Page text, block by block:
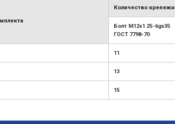
Количество
Болт М12х1.25-6gx35
ГОСТ 7798-70
11
13
15